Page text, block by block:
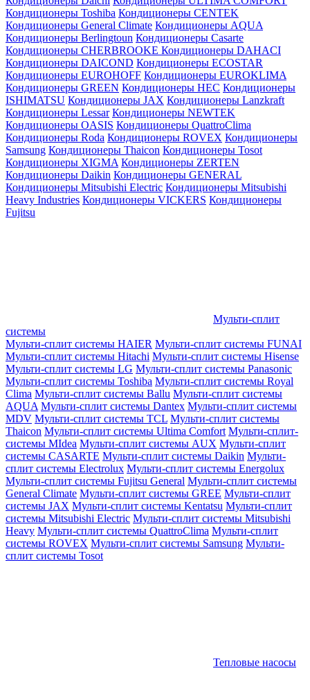
Кондиционеры Toshiba Кондиционеры CENTEK
Кондиционеры General Climate Кондиционеры AQUA
Кондиционеры Berlingtoun Кондиционеры Casarte
Кондиционеры CHERBROOKE Кондиционеры DAHACI
Кондиционеры DAICOND Кондиционеры ECOSTAR
Кондиционеры EUROHOFF Кондиционеры EUROKLIMA
Кондиционеры GREEN Кондиционеры HEC Кондиционеры
ISHIMATSU Кондиционеры JAX Кондиционеры Lanzkraft
Кондиционеры Lessar Кондиционеры NEWTEK
Кондиционеры OASIS Кондиционеры QuattroClima
Кондиционеры Roda Кондиционеры ROVEX Кондиционеры
Samsung Кондиционеры Thaicon Кондиционеры Tosot
Кондиционеры XIGMA Кондиционеры ZERTEN
Кондиционеры Daikin Кондиционеры GENERAL
Кондиционеры Mitsubishi Electric Кондиционеры Mitsubishi
Heavy Industries Кондиционеры VICKERS Кондиционеры
Fujitsu
Мульти-сплит
системы
Мульти-сплит системы HAIER Мульти-сплит системы FUNAI
Мульти-сплит системы Hitachi Мульти-сплит системы Hisense
Мульти-сплит системы LG Мульти-сплит системы Panasonic
Мульти-сплит системы Toshiba Мульти-сплит системы Royal
Clima Мульти-сплит системы Ballu Мульти-сплит системы
AQUA Мульти-сплит системы Dantex Мульти-сплит системы
MDV Мульти-сплит системы TCL Мульти-сплит системы
Thaicon Мульти-сплит системы Ultima Comfort Мульти-сплит-
системы MIdea Мульти-сплит системы AUX Мульти-сплит
системы CASARTE Мульти-сплит системы Daikin Мульти-
сплит системы Electrolux Мульти-сплит системы Energolux
Мульти-сплит системы Fujitsu General Мульти-сплит системы
General Climate Мульти-сплит системы GREE Мульти-сплит
системы JAX Мульти-сплит системы Kentatsu Мульти-сплит
системы Mitsubishi Electric Мульти-сплит системы Mitsubishi
Heavy Мульти-сплит системы QuattroClima Мульти-сплит
системы ROVEX Мульти-сплит системы Samsung Мульти-
сплит системы Tosot
Тепловые насосы